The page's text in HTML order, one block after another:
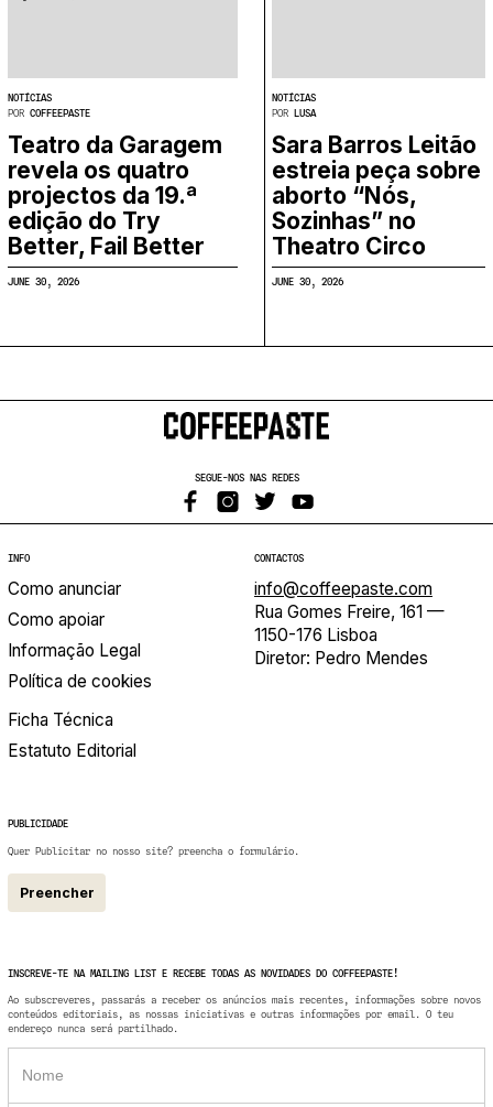
NOTÍCIAS
POR COFFEEPASTE
Teatro da Garagem
revela os quatro
projectos da 19.ª
edição do Try
Better, Fail Better
JUNE 30, 2026
NOTÍCIAS
POR LUSA
Sara Barros Leitão
estreia peça sobre
aborto “Nós,
Sozinhas” no
Theatro Circo
JUNE 30, 2026
SEGUE-NOS NAS REDES
INFO
Como anunciar
Como apoiar
Informação Legal
Política de cookies
Ficha Técnica
Estatuto Editorial
CONTACTOS
info@coffeepaste.com
Rua Gomes Freire, 161 —
1150-176 Lisboa
Diretor: Pedro Mendes
PUBLICIDADE
Quer Publicitar no nosso site? preencha o formulário.
Preencher
INSCREVE-TE NA MAILING LIST E RECEBE TODAS AS NOVIDADES DO COFFEEPASTE!
Ao subscreveres, passarás a receber os anúncios mais recentes, informações sobre novos
conteúdos editoriais, as nossas iniciativas e outras informações por email. O teu
endereço nunca será partilhado.